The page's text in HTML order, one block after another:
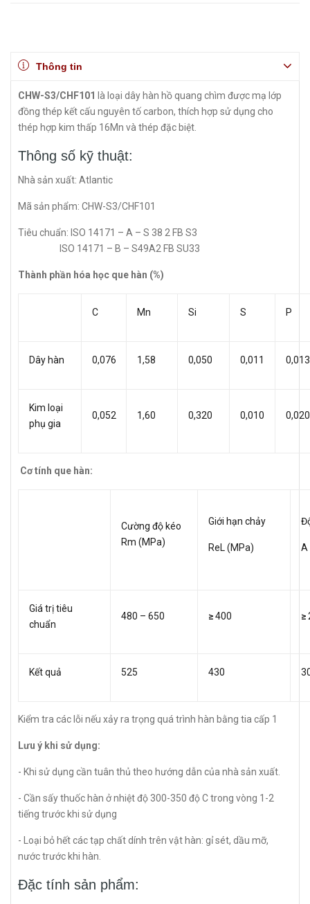
Thông tin
CHW-S3/CHF101
là loại dây hàn hồ quang chìm được mạ lớp
đồng thép kết cấu nguyên tố carbon, thích hợp sử dụng cho
thép hợp kim thấp 16Mn và thép đặc biệt.
Thông số kỹ thuật:
Nhà sản xuất: Atlantic
Mã sản phẩm: CHW-S3/CHF101
Tiêu chuẩn: ISO 14171 – A – S 38 2 FB S3
ISO 14171 – B – S49A2 FB SU33
Thành phần hóa học que hàn (%)
C Mn Si S P
Dây hàn 0,076 1,58 0,050 0,011 0,013
Kim loại
phụ gia
0,052 1,60 0,320 0,010 0,020
Cơ tính que hàn:
Cường độ kéo
Rm (MPa)
Giới hạn chảy
ReL (MPa) A
Giá trị tiêu
chuẩn
480 – 650 ≥400 ≥
Kết quả 525 430
Kiểm tra các lỗi nếu xảy ra trọng quá trình hàn bằng tia cấp 1
Lưu ý khi sử dụng:
- Khi sử dụng cần tuân thủ theo hướng dẫn của nhà sản xuất.
- Cần sấy thuốc hàn ở nhiệt độ 300-350 độ C trong vòng 1-2
tiếng trước khi sử dụng
- Loại bỏ hết các tạp chất dính trên vật hàn: gỉ sét, dầu mỡ,
nước trước khi hàn.​​​​
Đặc tính sản phẩm: